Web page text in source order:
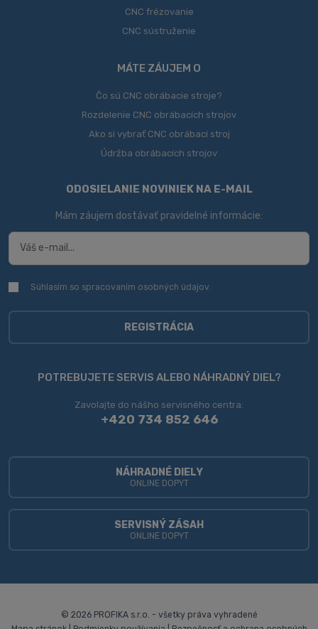
CNC frézovanie
CNC sústruženie
MÁTE ZÁUJEM O
Čo sú CNC obrábacie stroje?
Rozdelenie CNC obrábacích strojov
Ako si vybrať CNC obrábací stroj
Údržba obrábacích strojov
ODOSIELANIE NOVINIEK NA E-MAIL
Mám záujem dostávať pravidelné informácie:
Súhlasím
spracovaním
Súhlasím so spracovaním osobných údajov.
REGISTRÁCIA
sa
nepodarilo
POTREBUJETE SERVIS ALEBO NÁHRADNÝ DIEL?
Zavolajte do nášho servisného centra:
+420 734 852 646
NÁHRADNÉ DIELY
ONLINE DOPYT
SERVISNÝ ZÁSAH
ONLINE DOPYT
© 2026 PROFIKA s.r.o. - všetky práva vyhradené